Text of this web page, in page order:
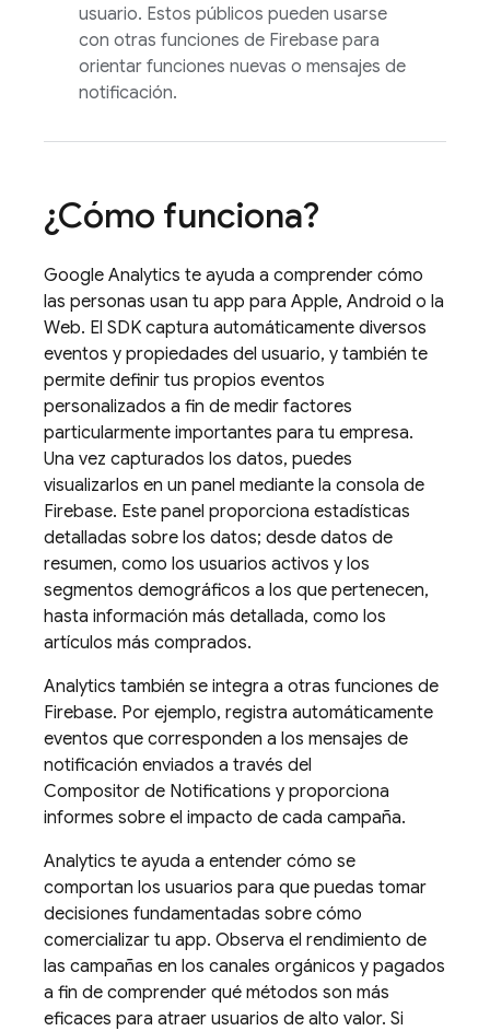
usuario. Estos públicos pueden usarse
con otras funciones de Firebase para
orientar funciones nuevas o mensajes de
notificación.
¿Cómo funciona?
Google Analytics te ayuda a comprender cómo
las personas usan tu app para Apple, Android o la
Web. El SDK captura automáticamente diversos
eventos y propiedades del usuario, y también te
permite definir tus propios eventos
personalizados a fin de medir factores
particularmente importantes para tu empresa.
Una vez capturados los datos, puedes
visualizarlos en un panel mediante la consola de
Firebase. Este panel proporciona estadísticas
detalladas sobre los datos; desde datos de
resumen, como los usuarios activos y los
segmentos demográficos a los que pertenecen,
hasta información más detallada, como los
artículos más comprados.
Analytics también se integra a otras funciones de
Firebase. Por ejemplo, registra automáticamente
eventos que corresponden a los mensajes de
notificación enviados a través del
Compositor de Notifications y proporciona
informes sobre el impacto de cada campaña.
Analytics te ayuda a entender cómo se
comportan los usuarios para que puedas tomar
decisiones fundamentadas sobre cómo
comercializar tu app. Observa el rendimiento de
las campañas en los canales orgánicos y pagados
a fin de comprender qué métodos son más
eficaces para atraer usuarios de alto valor. Si